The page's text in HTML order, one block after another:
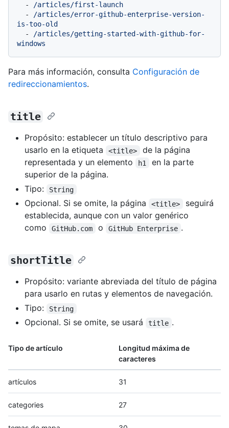
-
/articles/first-launch
-
/articles/error-github-enterprise-version-
is-too-old
-
/articles/getting-started-with-github-for-
windows
Para más información, consulta Configuración de
redireccionamientos.
title
Propósito: establecer un título descriptivo para
usarlo en la etiqueta
<title>
de la página
representada y un elemento
h1
en la parte
superior de la página.
Tipo:
String
Opcional. Si se omite, la página <title>
seguirá
establecida, aunque con un valor genérico
como
GitHub.com o GitHub Enterprise .
shortTitle
Propósito: variante abreviada del título de página
para usarlo en rutas y elementos de navegación.
Tipo:
String
Opcional. Si se omite, se usará title .
Tipo de artículo
Longitud máxima de
caracteres
artículos 31
categories 27